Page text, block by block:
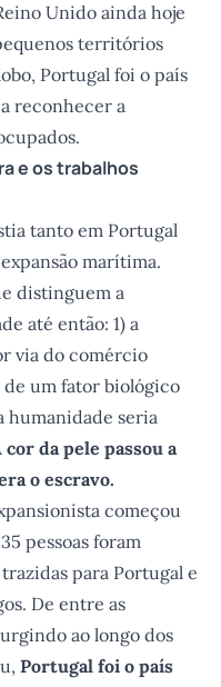
Unido ainda hoje
territórios
Portugal foi o país
reconhecer a
e os trabalhos
tanto em Portugal
marítima.
distinguem a
até então: 1) a
via do comércio
um fator biológico
humanidade seria
cor da pele passou a
o escravo.
começou
pessoas foram
para Portugal e
De entre as
ao longo dos
Portugal foi o país